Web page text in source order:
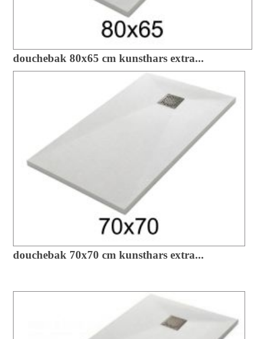
douchebak 80x65 cm kunsthars extra...
douchebak 70x70 cm kunsthars extra...